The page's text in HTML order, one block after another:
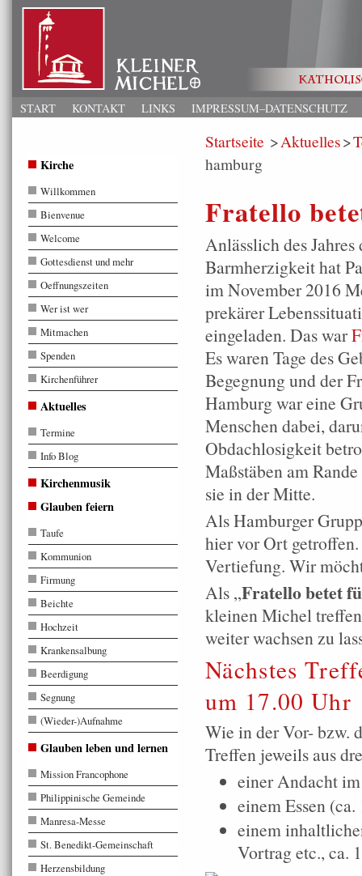
START KONTAKT LINKS IMPRESSUM–DATENSCHUTZ
Startseite Aktuelles
hamburg
Fratello
Anlässlich des Jahres
Barmherzigkeit hat
im November 2016
prekärer
eingeladen. Das war
Es waren Tage des
Begegnung und der
Hamburg war eine
Menschen dabei,
Obdachlosigkeit
Maßstäben am
sie in der Mitte.
Als Hamburger
hier vor Ort
Vertiefung. Wir
Als „Fratello betet
kleinen Michel
weiter wachsen zu
Nächstes
um 17.00 Uhr
Wie in der Vor- bzw.
Treffen jeweils aus
einer Andacht
einem Essen (ca.
einem
Vortrag etc., ca.
Kirche
Willkommen
Bienvenue
Welcome
Gottesdienst und mehr
Oeffnungszeiten
Wer ist wer
Mitmachen
Spenden
Kirchenführer
Aktuelles
Termine
Info Blog
Kirchenmusik
Glauben feiern
Taufe
Kommunion
Firmung
Beichte
Hochzeit
Krankensalbung
Beerdigung
Segnung
(Wieder-)Aufnahme
Glauben leben und lernen
Mission Francophone
Philippinische Gemeinde
Manresa-Messe
St. Benedikt-Gemeinschaft
Herzensbildung